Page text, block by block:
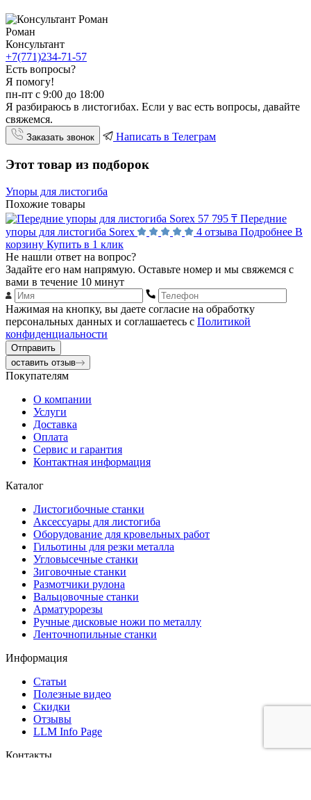
Роман
Консультант
+7(771)234-71-57
Есть вопросы?
Я помогу!
пн-пт с 9:00 до 18:00
Я разбираюсь в листогибах. Если у вас есть вопросы, давайте
свяжемся.
Заказать звонок Написать в Телеграм
Этот товар из подборок
Упоры для листогиба
Похожие товары
57 795 ₸ Передние
упоры для листогиба Sorex
4 отзыва Подробнее В
корзину Купить в 1 клик
Не нашли ответ на вопрос?
Задайте его нам напрямую. Оставьте номер и мы свяжемся с
вами в течение 10 минут
Нажимая на кнопку, вы даете согласие на обработку
персональных данных и соглашаетесь с Политикой
конфиденциальности
Отправить
оставить отзыв
Покупателям
О компании
Услуги
Доставка
Оплата
Сервис и гарантия
Контактная информация
Каталог
Листогибочные станки
Аксессуары для листогиба
Оборудование для кровельных работ
Гильотины для резки металла
Угловысечные станки
Зиговочные станки
Размотчики рулона
Вальцовочные станки
Арматурорезы
Ручные дисковые ножи по металлу
Ленточнопильные станки
Информация
Статьи
Полезные видео
Скидки
Отзывы
LLM Info Page
Контакты